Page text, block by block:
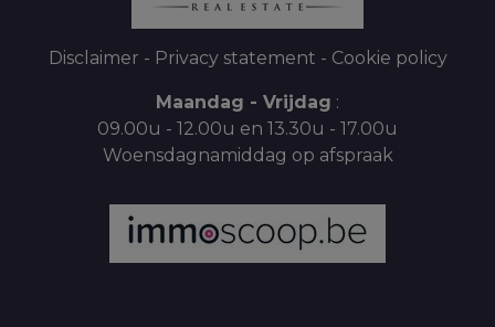
Disclaimer - Privacy statement - Cookie policy
Maandag - Vrijdag :
09.00u - 12.00u en 13.30u - 17.00u
Woensdagnamiddag op afspraak